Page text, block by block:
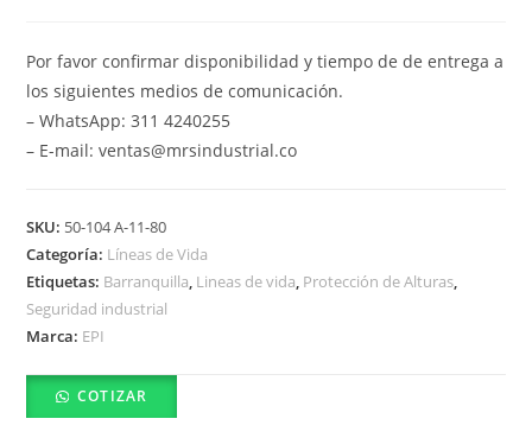
Por favor confirmar disponibilidad y tiempo de de entrega a
los siguientes medios de comunicación.
– WhatsApp: 311 4240255
– E-mail: ventas@mrsindustrial.co
SKU: 50-104 A-11-80
Categoría: Líneas de Vida
Etiquetas: Barranquilla, Lineas de vida, Protección de Alturas,
Seguridad industrial
Marca: EPI
COTIZAR